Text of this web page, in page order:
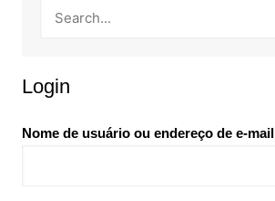
Login
Nome de usuário ou endereço de e-mail